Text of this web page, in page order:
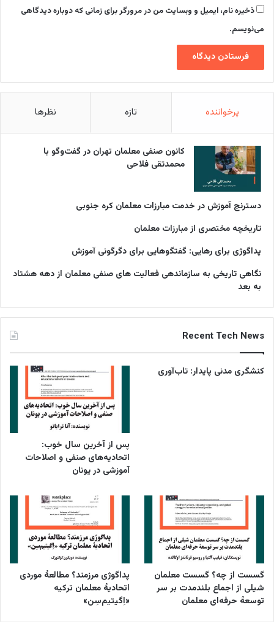
ذخیره نام، ایمیل و وبسایت من در مرورگر برای زمانی که دوباره دیدگاهی
می‌نویسم.
پرخواننده تازه نظرها
کانون صنفی معلمان تهران در گفت‌وگو با
محمدتقی فلاحی
دسترنج آموزش در خدمت مبارزات معلمان کره جنوبی
تاریخچه مختصری از مبارزات معلمان
پداگوژی برای رهایی: گفتگوهایی برای دگرگونی آموزش
نگاهی تاریخی به سازماندهی فعالیت های صنفی معلمان از دهه هشتاد
به بعد
Recent Tech News
کنشگری مدنی پایدار: تاب‌آوری
پس از آخرین سال خوب:
اتحادیه‌های صنفی و اصلاحات
آموزشی در یونان
گسست از چه؟ گسست معلمان
شیلی از اجماع بلندمدت بر سر
توسعۀ حرفه‌ای معلمان
پداگوژی مرزمند؟ مطالعۀ موردی
اتحادیۀ معلمان ترکیه
«اِگیتیم‌سِن»